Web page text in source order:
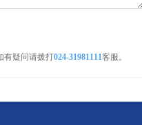
有疑问请拨打024-31981111客服。